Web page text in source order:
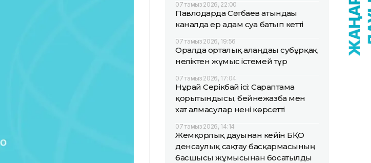
07 тамыз 2026, 22:00
Павлодарда Сәтбаев атындағы
каналда ер адам суға батып кетті
07 тамыз 2026, 19:56
Оралда орталық алаңдағы субұрқақ
неліктен жұмыс істемей тұр
07 тамыз 2026, 17:04
Нұрай Серікбай ісі: Сараптама
қорытындысы, бейнежазба мен
хат алмасулар нені көрсетті
07 тамыз 2026, 14:14
Жемқорлық дауынан кейін БҚО
денсаулық сақтау басқармасының
басшысы жұмысынан босатылды